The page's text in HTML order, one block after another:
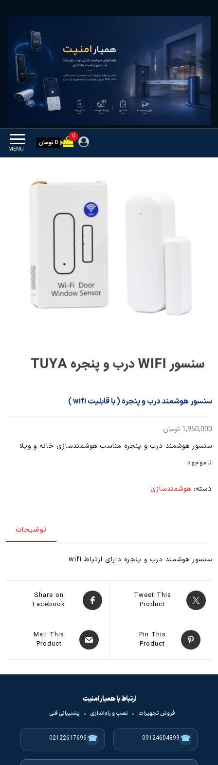
همیار امنیت
MENU
0
0 تومان
سنسور هوشمند درب و پنجره ( با قابلیت wifi )
1,950,000 تومان
سنسور هوشمند درب و پنجره مناسب هوشمندسازی خانه و ویلا
ناموجود
دسته: هوشمندسازی
توضیحات
سنسور هوشمند درب و پنجره دارای ارتباط wifi
Tweet This
Product
Share on
Facebook
Pin This
Product
Mail This
Product
ارتباط با همیار امنیت
فروش تجهیزات • نصب و راه‌اندازی • پشتیبانی فنی
☎
09124604899
☎
02122617696